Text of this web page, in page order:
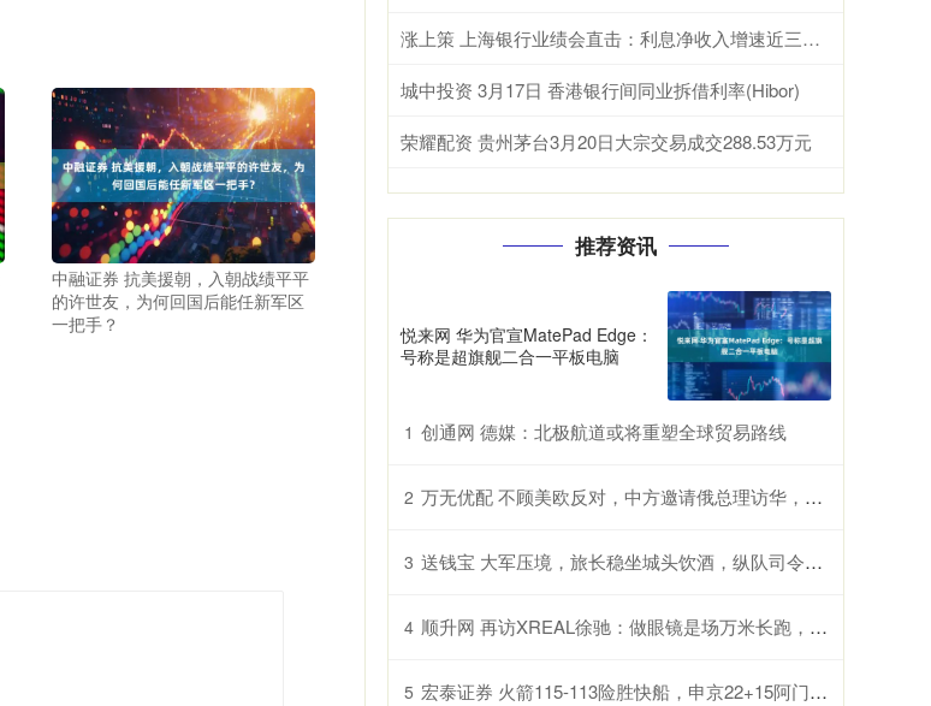
中融证券 抗美援朝，入朝战绩平平
的许世友，为何回国后能任新军区
一把手？
涨上策 上海银行业绩会直击：利息净收入增速近三年首次转正，全年派现近74亿，未来五年“扩招”5000人
城中投资 3月17日 香港银行间同业拆借利率(Hibor)
荣耀配资 贵州茅台3月20日大宗交易成交288.53万元
推荐资讯
悦来网 华为官宣MatePad Edge：
号称是超旗舰二合一平板电脑
1 创通网 德媒：北极航道或将重塑全球贸易路线
2 万无优配 不顾美欧反对，中方邀请俄总理访华，普京有个好消息要告诉中国
3 送钱宝 大军压境，旅长稳坐城头饮酒，纵队司令不怒反喜，下令提拔重用
4 顺升网 再访XREAL徐驰：做眼镜是场万米长跑，靠运气也靠打怪升级
5 宏泰证券 火箭115-113险胜快船，申京22+15阿门20+9+8